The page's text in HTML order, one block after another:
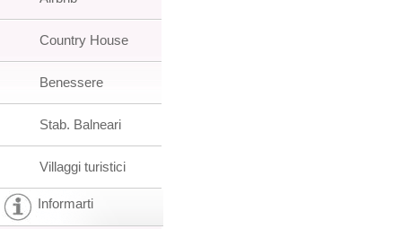
Country House
Benessere
Stab. Balneari
Villaggi turistici
Informarti